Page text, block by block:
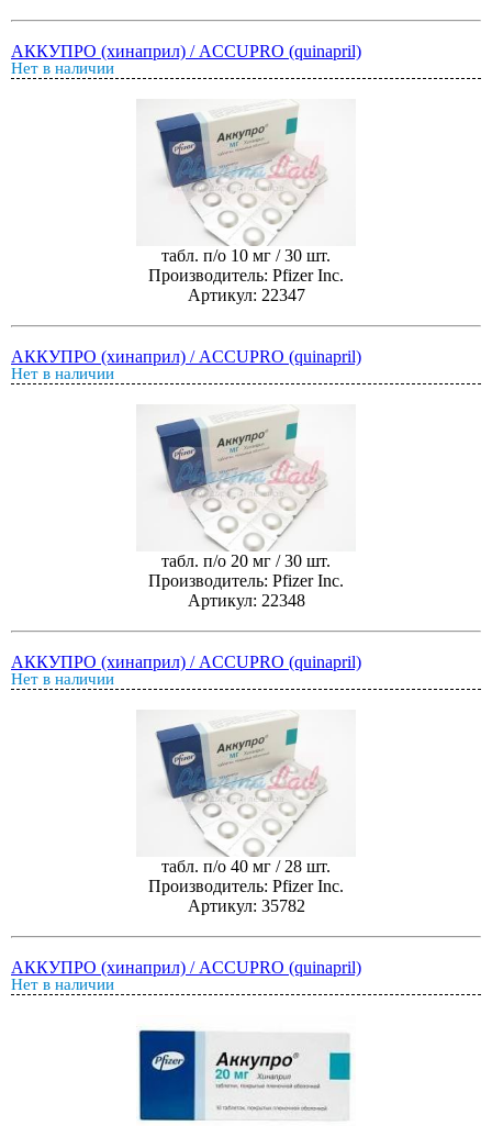
АККУПРО (хинаприл) / ACCUPRO (quinapril)
Нет в наличии
табл. п/о 10 мг / 30 шт.
Производитель: Pfizer Inc.
Артикул: 22347
АККУПРО (хинаприл) / ACCUPRO (quinapril)
Нет в наличии
табл. п/о 20 мг / 30 шт.
Производитель: Pfizer Inc.
Артикул: 22348
АККУПРО (хинаприл) / ACCUPRO (quinapril)
Нет в наличии
табл. п/о 40 мг / 28 шт.
Производитель: Pfizer Inc.
Артикул: 35782
АККУПРО (хинаприл) / ACCUPRO (quinapril)
Нет в наличии